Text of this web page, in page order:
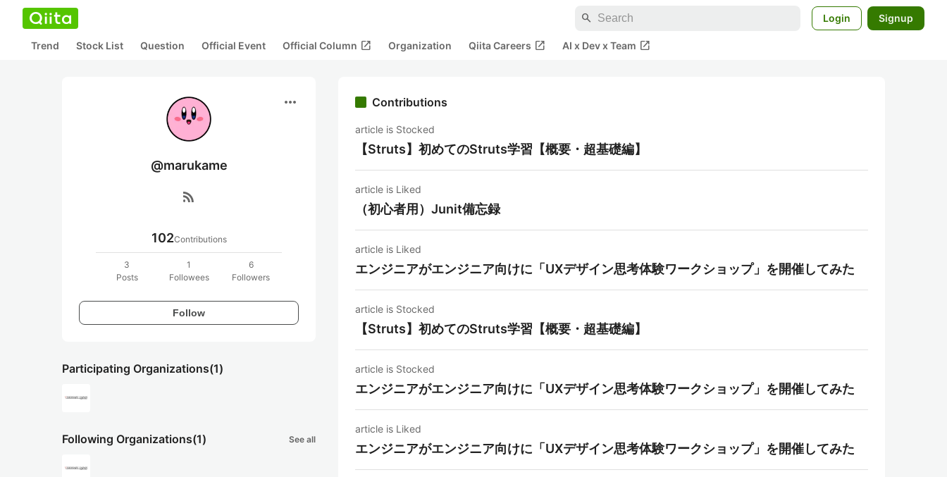
search Login Signup
Trend Stock List Question Official Event Official Column open_in_new Organization Qiita Careers open_in_new AI x Dev x Team open_in_new
more_horiz
@marukame
rss_feed
102Contributions
3
Posts
1
Followees
6
Followers
Follow
Participating Organizations(1)
Following Organizations(1) See all
Contributions
article is Stocked
【Struts】初めてのStruts学習【概要・超基礎編】
article is Liked
（初心者用）Junit備忘録
article is Liked
エンジニアがエンジニア向けに「UXデザイン思考体験ワークショップ」を開催してみた
article is Stocked
【Struts】初めてのStruts学習【概要・超基礎編】
article is Stocked
エンジニアがエンジニア向けに「UXデザイン思考体験ワークショップ」を開催してみた
article is Liked
エンジニアがエンジニア向けに「UXデザイン思考体験ワークショップ」を開催してみた